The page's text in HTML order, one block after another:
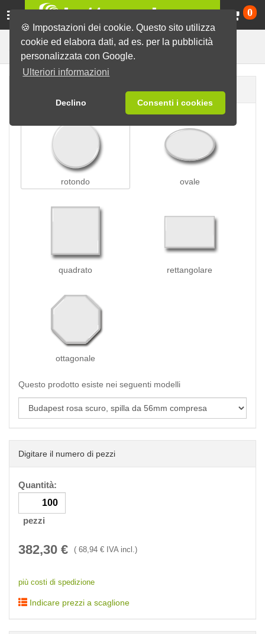
🍪 Impostazioni dei cookie. Questo sito utilizza
cookie ed elabora dati, ad es. per la pubblicità
personalizzata con Google.
Ulteriori informazioni
Declino Consenti i cookies
0
Spille Coccarde con spilla
rotondo ovale
quadrato rettangolare
ottagonale
Questo prodotto esiste nei seguenti modelli
Digitare il numero di pezzi
Quantità:
pezzi
382,30 € ( 68,94 € IVA incl.)
più costi di spedizione
Indicare prezzi a scaglione